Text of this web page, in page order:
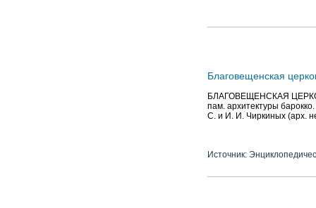
Благовещенская
БЛАГОВЕЩЕНСКАЯ
пам. архитектуры
С. и И. И. Чиркиных (арх.
Источник: